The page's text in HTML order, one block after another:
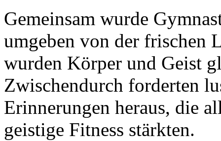
Gemeinsam wurde
umgeben von der frischen
wurden Körper und Geist
Zwischendurch forderten
Erinnerungen heraus, die
geistige Fitness stärkten.